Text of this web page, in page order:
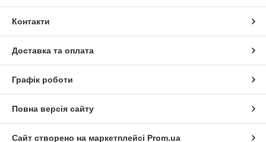
Контакти
Доставка та оплата
Графік роботи
Повна версія сайту
Сайт створено на маркетплейсі Prom.ua